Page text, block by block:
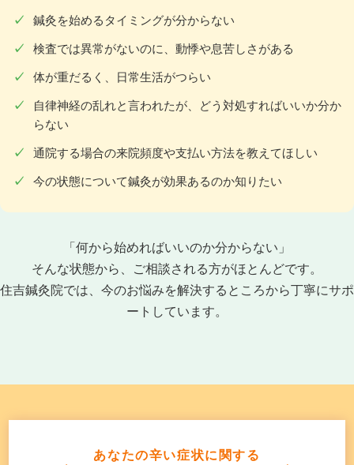
鍼灸を始めるタイミングが分からない
検査では異常がないのに、動悸や息苦しさがある
体が重だるく、日常生活がつらい
自律神経の乱れと言われたが、どう対処すればいいか分か
らない
通院する場合の来院頻度や支払い方法を教えてほしい
今の状態について鍼灸が効果あるのか知りたい
「何から始めればいいのか分からない」
そんな状態から、ご相談される方がほとんどです。
住吉鍼灸院では、今のお悩みを解決するところから丁寧にサポ
ートしています。
あなたの辛い症状に関する